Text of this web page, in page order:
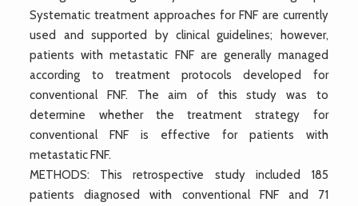
Systematic treatment approaches for FNF are currently
used and supported by clinical guidelines; however,
patients with metastatic FNF are generally managed
according to treatment protocols developed for
conventional FNF. The aim of this study was to
determine whether the treatment strategy for
conventional FNF is effective for patients with
metastatic FNF.
METHODS: This retrospective study included 185
patients diagnosed with conventional FNF and 71